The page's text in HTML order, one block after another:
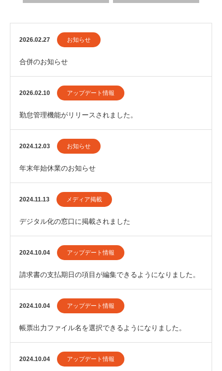
2026.02.27 お知らせ
合併のお知らせ
2026.02.10 アップデート情報
勤怠管理機能がリリースされました。
2024.12.03 お知らせ
年末年始休業のお知らせ
2024.11.13 メディア掲載
デジタル化の窓口に掲載されました
2024.10.04 アップデート情報
請求書の支払期日の項目が編集できるようになりました。
2024.10.04 アップデート情報
帳票出力ファイル名を選択できるようになりました。
2024.10.04 アップデート情報